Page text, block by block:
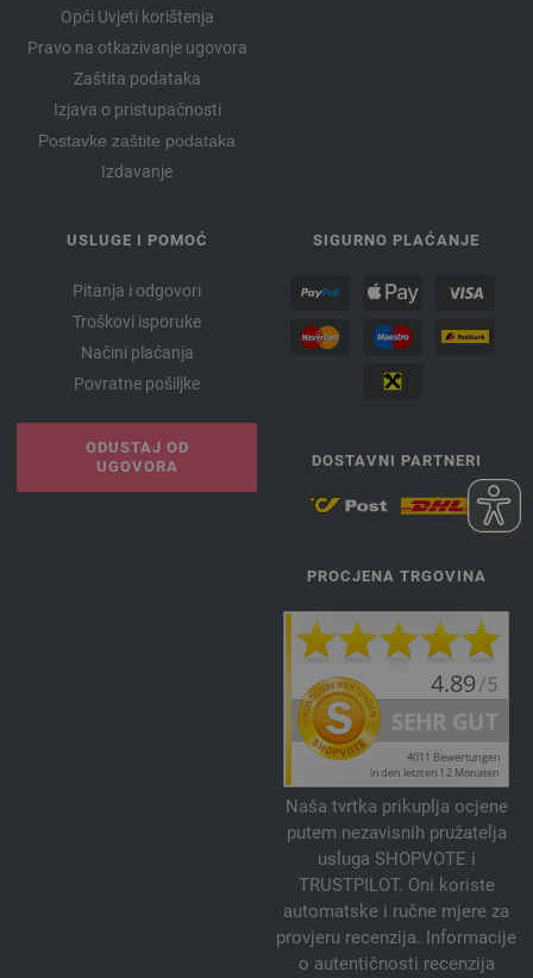
Opći Uvjeti korištenja
Pravo na otkazivanje ugovora
Zaštita podataka
Izjava o pristupačnosti
Postavke zaštite podataka
Izdavanje
USLUGE I POMOĆ
Pitanja i odgovori
Troškovi isporuke
Načini plaćanja
Povratne pošiljke
ODUSTAJ OD
UGOVORA
SIGURNO PLAĆANJE
DOSTAVNI PARTNERI
PROCJENA TRGOVINA
Naša tvrtka prikuplja ocjene
putem nezavisnih pružatelja
usluga SHOPVOTE i
TRUSTPILOT. Oni koriste
automatske i ručne mjere za
provjeru recenzija. Informacije
o autentičnosti recenzija